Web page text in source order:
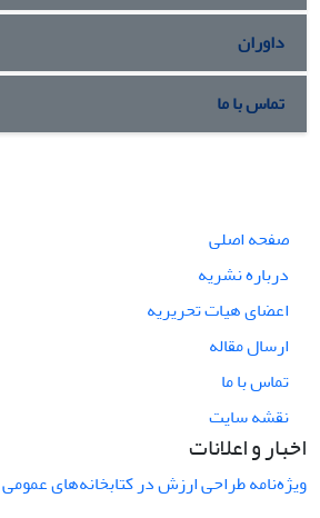
داوران
تماس با ما
صفحه اصلی
درباره نشریه
اعضای هیات تحریریه
ارسال مقاله
تماس با ما
نقشه سایت
اخبار و اعلانات
ویژه‌نامه طراحی ارزش در کتابخانه‌های عمومی